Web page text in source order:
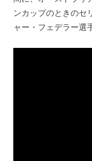
ンカップのときのセ
ャー・フェデラー選